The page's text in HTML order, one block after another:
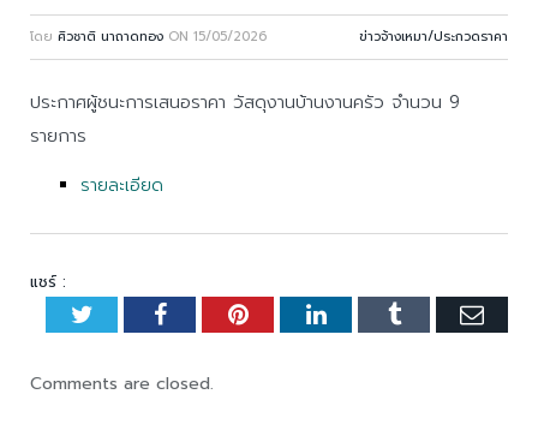
โดย ศิวชาติ นาถาดทอง ON 15/05/2026 ข่าวจ้างเหมา/ประกวดราคา
ประกาศผู้ชนะการเสนอราคา วัสดุงานบ้านงานครัว จำนวน 9
รายการ
รายละเอียด
แชร์ :
TwitterFacebookPinterestLinkedInTumblr
Comments are closed.